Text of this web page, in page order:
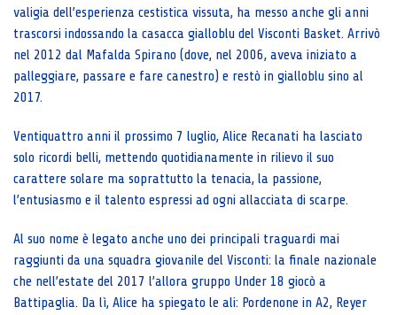
valigia dell’esperienza cestistica vissuta, ha messo anche gli anni
trascorsi indossando la casacca gialloblu del Visconti Basket. Arrivò
nel 2012 dal Mafalda Spirano (dove, nel 2006, aveva iniziato a
palleggiare, passare e fare canestro) e restò in gialloblu sino al
2017.
Ventiquattro anni il prossimo 7 luglio, Alice Recanati ha lasciato
solo ricordi belli, mettendo quotidianamente in rilievo il suo
carattere solare ma soprattutto la tenacia, la passione,
l’entusiasmo e il talento espressi ad ogni allacciata di scarpe.
Al suo nome è legato anche uno dei principali traguardi mai
raggiunti da una squadra giovanile del Visconti: la finale nazionale
che nell’estate del 2017 l’allora gruppo Under 18 giocò a
Battipaglia. Da lì, Alice ha spiegato le ali: Pordenone in A2, Reyer